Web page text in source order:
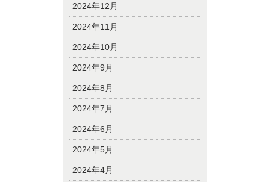
2024年12月
2024年11月
2024年10月
2024年9月
2024年8月
2024年7月
2024年6月
2024年5月
2024年4月